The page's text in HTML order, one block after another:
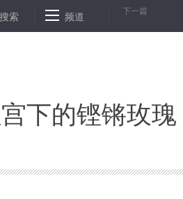
蓬 美国堪萨斯州发生枪击案致３死２伤
搜索 频道 下一篇
下的铿锵玫瑰